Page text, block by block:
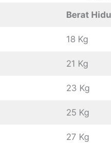
Berat
18 Kg
21 Kg
23 Kg
25 Kg
27 Kg